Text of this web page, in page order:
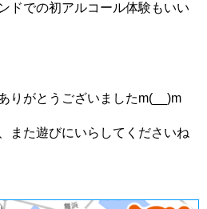
ドでの初アルコール体験もいい
りがとうございましたm(__)m
また遊びにいらしてくださいね